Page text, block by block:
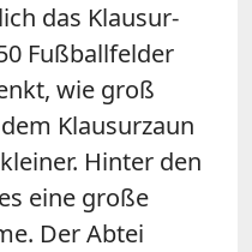
das Klausur-
Fußballfelder
wie groß
Klausurzaun
Hinter den
eine große
Der Abtei